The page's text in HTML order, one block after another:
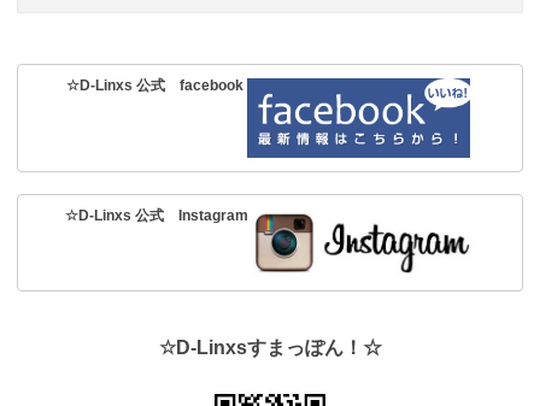
☆D-Linxs 公式 facebook
☆D-Linxs 公式 Instagram
☆D-Linxsすまっぽん！☆